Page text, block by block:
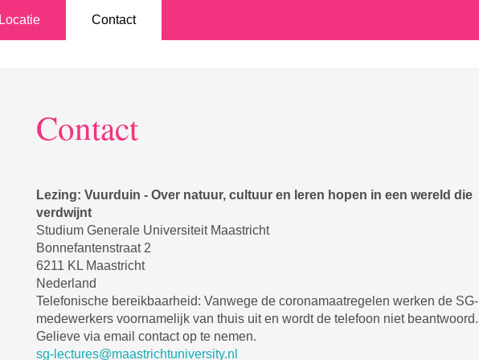
Locatie Contact
Contact
Lezing: Vuurduin - Over natuur, cultuur en leren hopen in een wereld die
verdwijnt
Studium Generale Universiteit Maastricht
Bonnefantenstraat 2
6211 KL Maastricht
Nederland
Telefonische bereikbaarheid: Vanwege de coronamaatregelen werken de SG-
medewerkers voornamelijk van thuis uit en wordt de telefoon niet beantwoord.
Gelieve via email contact op te nemen.
sg-lectures@maastrichtuniversity.nl